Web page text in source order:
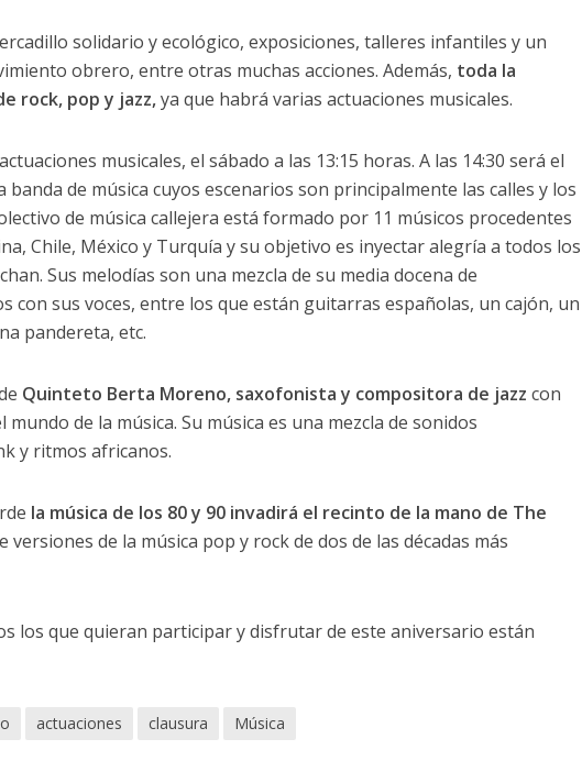
solidario y ecológico, exposiciones, talleres infantiles y un
obrero, entre otras muchas acciones. Además, toda la
rock, pop y jazz,ya que habrá varias actuaciones musicales.
musicales, el sábado a las 13:15 horas. A las 14:30 será el
banda de música cuyos escenarios son principalmente las calles y los
de música callejera está formado por 11 músicos procedentes
Chile, México y Turquía y su objetivo es inyectar alegría a todos los
Sus melodías son una mezcla de su media docena de
con sus voces, entre los que están guitarras españolas, un cajón, un
pandereta, etc.
Quinteto Berta Moreno, saxofonista y compositora de jazz con
de la música. Su música es una mezcla de sonidos
y ritmos africanos.
la música de los 80 y 90 invadirá el recinto de la mano de The
versiones de la música pop y rock de dos de las décadas más
los que quieran participar y disfrutar de este aniversario están
actuaciones clausura Música